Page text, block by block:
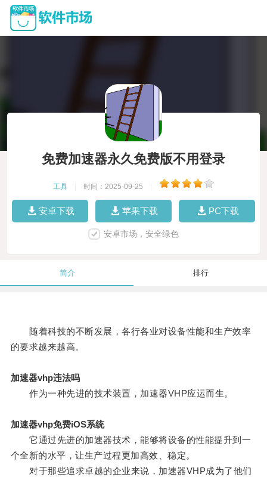
免费加速器永久免费版不用登录
工具 时间：2025-09-25
安卓下载 苹果下载 PC下载
安卓市场，安全绿色
简介 排行
随着科技的不断发展，各行各业对设备性能和生产效率
的要求越来越高。
加速器vhp违法吗
作为一种先进的技术装置，加速器VHP应运而生。
加速器vhp免费iOS系统
它通过先进的加速器技术，能够将设备的性能提升到一
个全新的水平，让生产过程更加高效、稳定。
对于那些追求卓越的企业来说，加速器VHP成为了他们